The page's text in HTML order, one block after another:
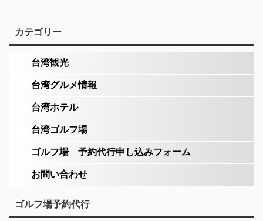
カテゴリー
台湾観光
台湾グルメ情報
台湾ホテル
台湾ゴルフ場
ゴルフ場 予約代行申し込みフォーム
お問い合わせ
ゴルフ場予約代行